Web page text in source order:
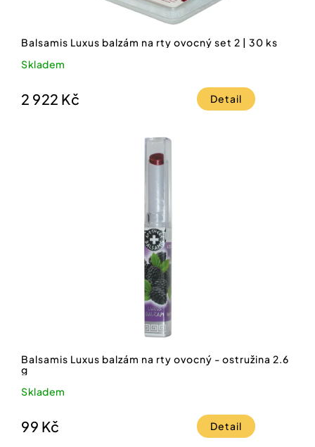
Balsamis Luxus balzám na rty ovocný set 2 | 30 ks
Skladem
2 922 Kč Detail
Balsamis Luxus balzám na rty ovocný - ostružina 2.6
g
Skladem
99 Kč Detail